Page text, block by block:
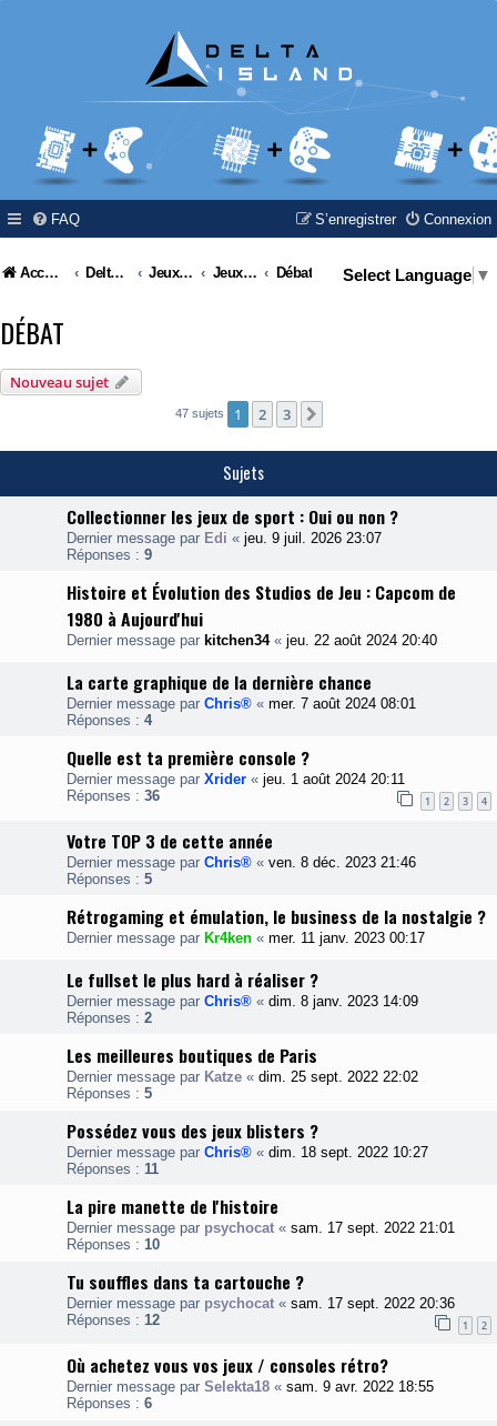
FAQ Connexion
S’enregistrer
Accueil Delta Island Jeux Video Jeux Vidéo & Retrogaming Débat Select Language ▼
DÉBAT
Nouveau sujet
47 sujets 1 2 3
Sujets
Collectionner les jeux de sport : Oui ou non ?
Dernier message par Edi « jeu. 9 juil. 2026 23:07
Réponses : 9
Histoire et Évolution des Studios de Jeu : Capcom de
1980 à Aujourd'hui
Dernier message par kitchen34« jeu. 22 août 2024 20:40
La carte graphique de la dernière chance
Dernier message par Chris® « mer. 7 août 2024 08:01
Réponses : 4
Quelle est ta première console ?
Dernier message par Xrider « jeu. 1 août 2024 20:11
Réponses : 36 1 2 3 4
Votre TOP 3 de cette année
Dernier message par Chris® « ven. 8 déc. 2023 21:46
Réponses : 5
Rétrogaming et émulation, le business de la nostalgie ?
Dernier message par Kr4ken « mer. 11 janv. 2023 00:17
Le fullset le plus hard à réaliser ?
Dernier message par Chris® « dim. 8 janv. 2023 14:09
Réponses : 2
Les meilleures boutiques de Paris
Dernier message par Katze « dim. 25 sept. 2022 22:02
Réponses : 5
Possédez vous des jeux blisters ?
Dernier message par Chris® « dim. 18 sept. 2022 10:27
Réponses : 11
La pire manette de l'histoire
Dernier message par psychocat « sam. 17 sept. 2022 21:01
Réponses : 10
Tu souffles dans ta cartouche ?
Dernier message par psychocat « sam. 17 sept. 2022 20:36
Réponses : 12 1 2
Où achetez vous vos jeux / consoles rétro?
Dernier message par Selekta18 « sam. 9 avr. 2022 18:55
Réponses : 6